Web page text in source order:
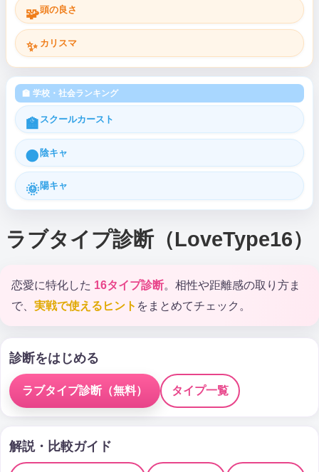
🧩頭の良さ
✨ カリスマ
🏫 学校・社会ランキング
🏫 スクールカースト
🌑陰キャ
🌞 陽キャ
ラブタイプ診断（LoveType16）
恋愛に特化した 16タイプ診断。相性や距離感の取り方ま
で、 実戦で使えるヒント をまとめてチェック。
診断をはじめる
ラブタイプ診断（無料） タイプ一覧
解説・比較ガイド